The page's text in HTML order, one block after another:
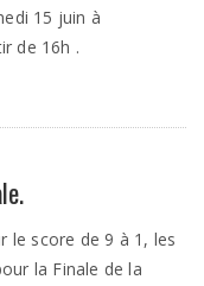
15 juin à
de 16h .
le score de 9 à 1, les
la Finale de la